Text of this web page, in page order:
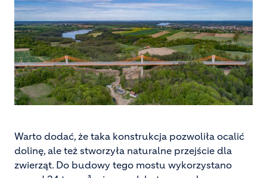
Warto dodać, że taka konstrukcja pozwoliła ocalić
dolinę, ale też stworzyła naturalne przejście dla
zwierząt. Do budowy tego mostu wykorzystano